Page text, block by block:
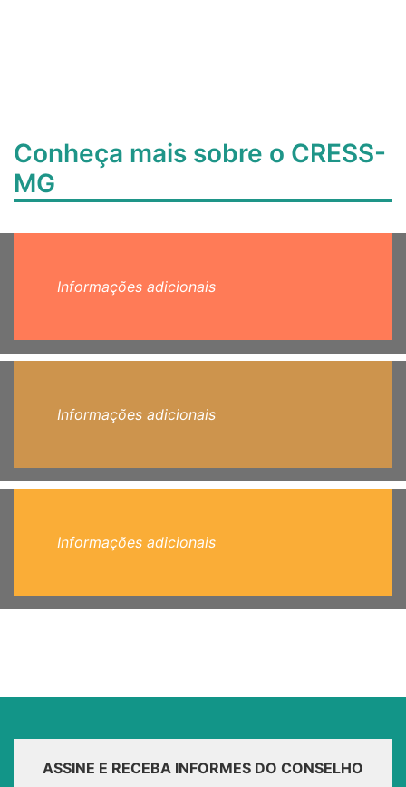
Conheça mais sobre o CRESS-
MG
Informações adicionais
Informações adicionais
Informações adicionais
ASSINE E RECEBA INFORMES DO CONSELHO